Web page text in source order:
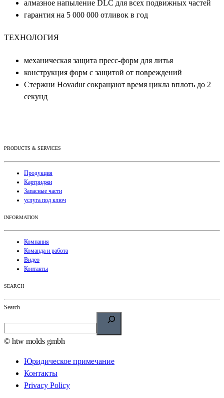
алмазное напыление DLC для всех подвижных частей
гарантия на 5 000 000 отливок в год
ТЕХНОЛОГИЯ
механическая защита пресс-форм для литья
конструкция форм с защитой от повреждений
Стержни Hovadur сокращают время цикла вплоть до 2
секунд
PRODUCTS & SERVICES
Продукция
Картриджи
Запасные части
услуга под ключ
INFORMATION
Компания
Команда и работа
Видео
Контакты
SEARCH
Search
© htw molds gmbh
Юридическое примечание
Контакты
Privacy Policy